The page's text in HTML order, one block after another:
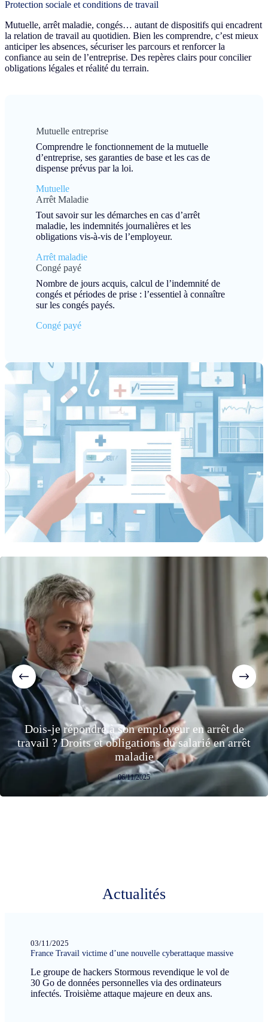
Protection sociale et conditions de travail
Mutuelle, arrêt maladie, congés… autant de dispositifs qui encadrent
la relation de travail au quotidien. Bien les comprendre, c’est mieux
anticiper les absences, sécuriser les parcours et renforcer la
confiance au sein de l’entreprise. Des repères clairs pour concilier
obligations légales et réalité du terrain.
Mutuelle entreprise
Comprendre le fonctionnement de la mutuelle
d’entreprise, ses garanties de base et les cas de
dispense prévus par la loi.
Mutuelle
Arrêt Maladie
Tout savoir sur les démarches en cas d’arrêt
maladie, les indemnités journalières et les
obligations vis-à-vis de l’employeur.
Arrêt maladie
Congé payé
Nombre de jours acquis, calcul de l’indemnité de
congés et périodes de prise : l’essentiel à connaître
sur les congés payés.
Congé payé
Dois-je répondre à son employeur en arrêt de
travail ? Droits et obligations du salarié en arrêt
maladie
06/11/2025
Actualités
03/11/2025
France Travail victime d’une nouvelle cyberattaque massive
Le groupe de hackers Stormous revendique le vol de
30 Go de données personnelles via des ordinateurs
infectés. Troisième attaque majeure en deux ans.